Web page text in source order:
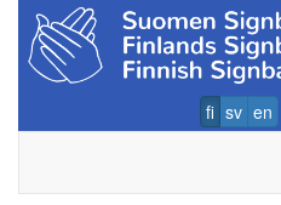
fi sv en